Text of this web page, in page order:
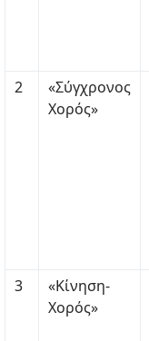
2
«Σύγχρονος
Χορός»
3
«Κίνηση-
Χορός»